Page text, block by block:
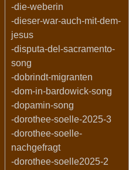
-die-weberin
-dieser-war-auch-mit-dem-
jesus
-disputa-del-sacramento-
song
-dobrindt-migranten
-dom-in-bardowick-song
-dopamin-song
-dorothee-soelle-2025-3
-dorothee-soelle-
nachgefragt
-dorothee-soelle2025-2